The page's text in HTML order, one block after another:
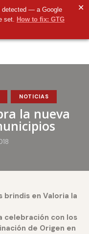
detected — a Google
set. How to fix: GTG
✕
NOTICIAS
la nueva
brindis en Valoria la
celebración con los
de Origen en